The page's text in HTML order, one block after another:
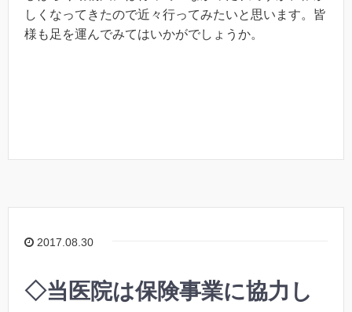
しくなってきたので近々行ってみたいと思います。皆
様も足を運んでみてはいかがでしょうか。
2017.08.30
◇当医院は保険事業に協力し